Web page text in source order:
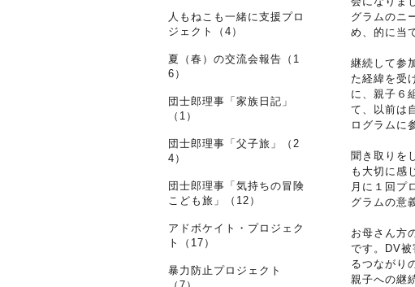
グラムのニ
め、的に当
継続して参
た経緯を受
に、親子６
て、以前は
ログラムに
聞き取りを
も大切に感
月に１回プ
グラムの意
お母さん方
です。DV被
るつながり
親子への継
人もねこも一緒に支援プロ
ジェクト（4）
夏（春）の交流会報告（1
6）
団士郎理事「家族日記」
（1）
団士郎理事「父子旅」（2
4）
団士郎理事「気持ちの冒険
こども旅」（12）
アドボケイト・プロジェク
ト（17）
暴力防止プロジェクト